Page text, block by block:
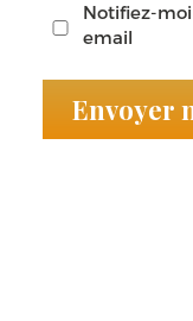
Notifiez-
email